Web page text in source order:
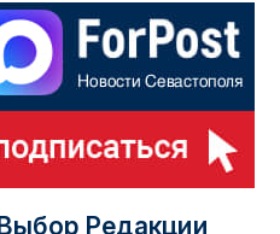
Редакции